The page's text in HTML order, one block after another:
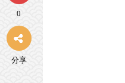
0
分享